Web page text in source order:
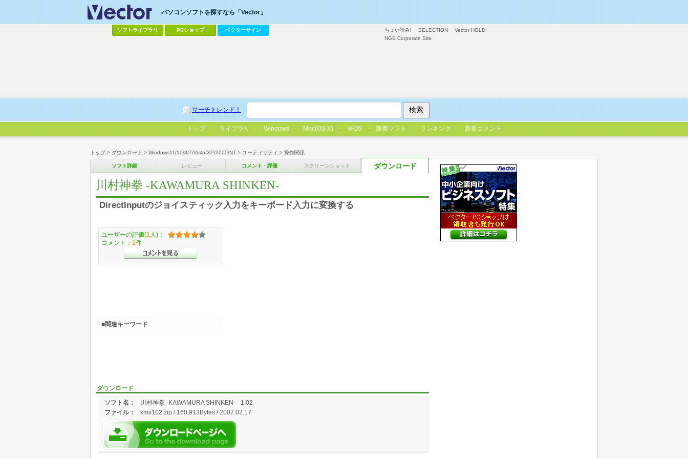
トップ> ダウンロード > Windows11/10/8/7/Vista/XP/2000/NT > ユーティリティ > 操作関係
ソフト詳細 レビュー コメント・評価 スクリーンショット ダウンロード
川村神拳 -KAWAMURA SHINKEN-
DirectInputのジョイスティック入力をキーボード入力に変換する
ダウンロード
ソフト名：
川村神拳 -KAWAMURA SHINKEN- 1.02
ファイル： kms102.zip / 160,913Bytes / 2007.02.17
ユーザーの評価(1 人)：
コメント： 1件
■関連キーワード
ちょい読み! SELECTION
Vector HOLDI
NGS Corporate Site
パソコンソフトを探すなら「Vector」
ソフトライブラリ PCショップ ベクターサイン
サーチトレンド！
トップ ライブラリ Windows Mac(OS X) 全OS 新着ソフト ランキング 新着コメント